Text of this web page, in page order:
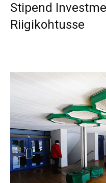
Stipend
Riigikohtusse